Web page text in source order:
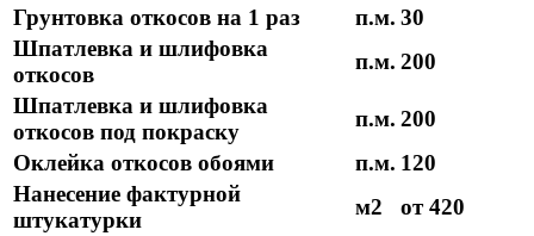
Грунтовка откосов на 1 раз
п.м. 30
Шпатлевка и шлифовка
откосов
п.м. 200
Шпатлевка и шлифовка
откосов под покраску
п.м. 200
Оклейка откосов обоями
п.м. 120
Нанесение фактурной
штукатурки
м2
от 420